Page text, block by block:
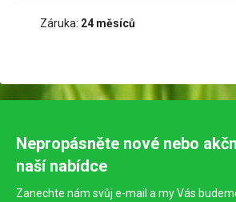
Záruka: 24 měsíců
Nepropásněte nové nebo
naší nabídce
Zanechte nám svůj e-mail a my Vás